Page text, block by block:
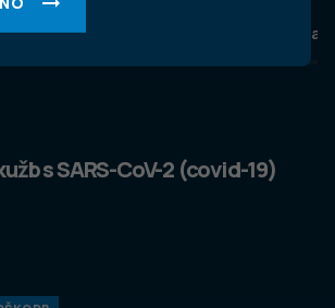
portal
s SARS-CoV-2 (covid-19)